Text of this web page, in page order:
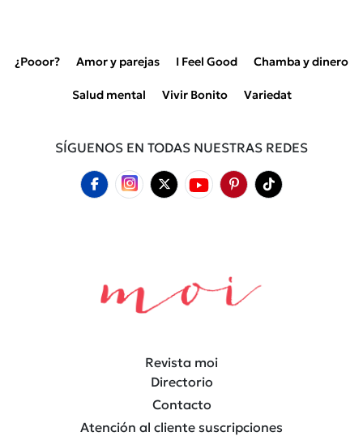
¿Pooor? Amor y parejas I Feel Good Chamba y dinero
Salud mental Vivir Bonito Variedat
SÍGUENOS EN TODAS NUESTRAS REDES
Revista moi
Directorio
Contacto
Atención al cliente suscripciones